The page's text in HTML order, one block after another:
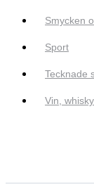
Smycken
Sport
Tecknade
Vin,